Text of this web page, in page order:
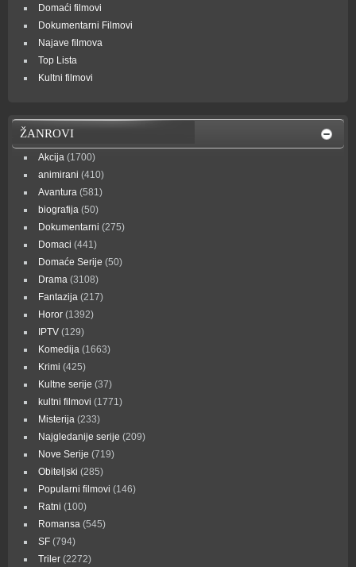
Domaći filmovi
Dokumentarni Filmovi
Najave filmova
Top Lista
Kultni filmovi
ŽANROVI
Akcija (1700)
animirani (410)
Avantura (581)
biografija (50)
Dokumentarni (275)
Domaci (441)
Domaće Serije (50)
Drama (3108)
Fantazija (217)
Horor (1392)
IPTV (129)
Komedija (1663)
Krimi (425)
Kultne serije (37)
kultni filmovi (1771)
Misterija (233)
Najgledanije serije (209)
Nove Serije (719)
Obiteljski (285)
Popularni filmovi (146)
Ratni (100)
Romansa (545)
SF (794)
Triler (2272)